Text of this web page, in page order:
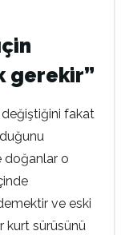
gerekir”
değiştiğini fakat
doğanlar o
ve eski
kurt sürüsünü